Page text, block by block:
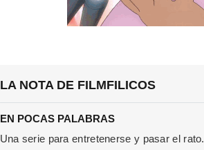
LA NOTA DE FILMFILICOS
EN POCAS PALABRAS
Una serie para entretenerse y pasar el rato.